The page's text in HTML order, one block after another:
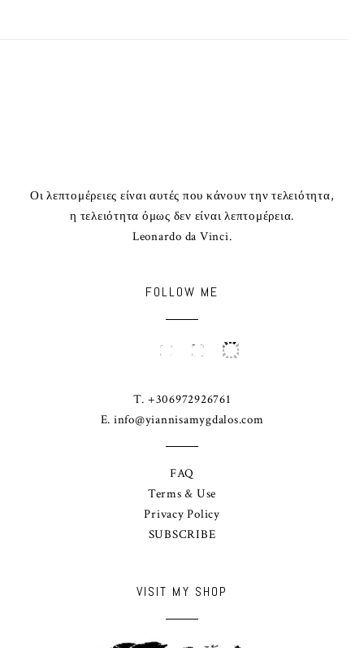
VISIT MY SHOP
Οι λεπτομέρειες είναι αυτές που κάνουν την τελειότητα,
η τελειότητα όμως δεν είναι λεπτομέρεια.
Leonardo da Vinci.
FOLLOW ME
T. +306972926761
E. info@yiannisamygdalos.com
FAQ
Terms & Use
Privacy Policy
SUBSCRIBE